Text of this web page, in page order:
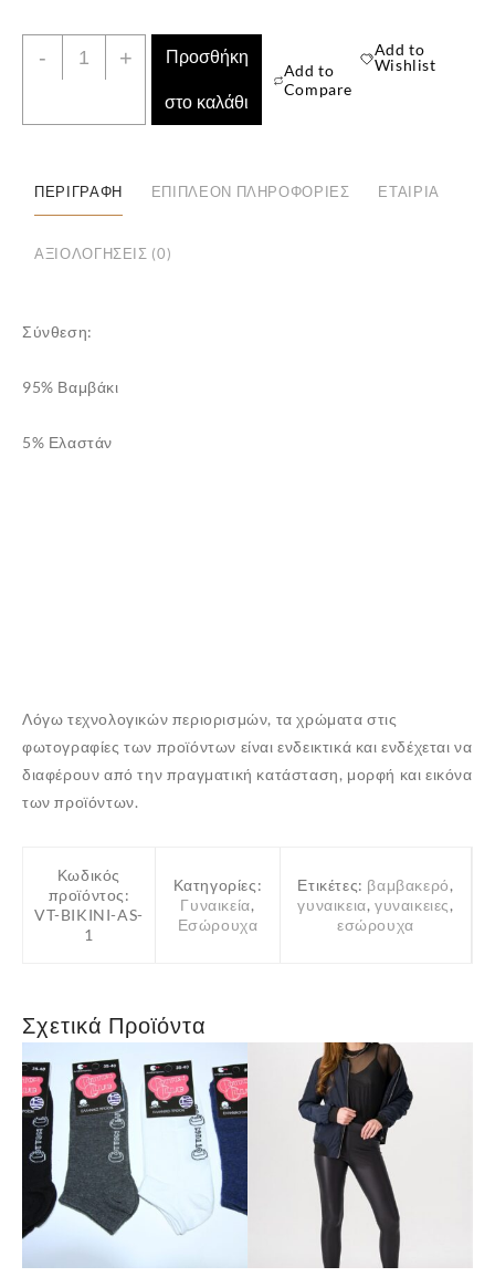
-
Velvet
Touch
Σετ
3
Βαμβακερά
+ Προσθήκη
στο καλάθι
Add to
Compare
Add to
Wishlist
ΠΕΡΙΓΡΑΦΉ ΕΠΙΠΛΈΟΝ ΠΛΗΡΟΦΟΡΊΕΣ ΕΤΑΙΡΊΑ
ΑΞΙΟΛΟΓΉΣΕΙΣ (0)
Σύνθεση:
95% Βαμβάκι
5% Ελαστάν
Λόγω τεχνολογικών περιορισμών, τα χρώματα στις
φωτογραφίες των προϊόντων είναι ενδεικτικά και ενδέχεται να
διαφέρουν από την πραγματική κατάσταση, μορφή και εικόνα
των προϊόντων.
Κωδικός
προϊόντος:
VT-BIKINI-AS-
1
Κατηγορίες:
Γυναικεία,
Εσώρουχα
Ετικέτες: βαμβακερό,
γυναικεια, γυναικειες,
εσώρουχα
Σχετικά Προϊόντα